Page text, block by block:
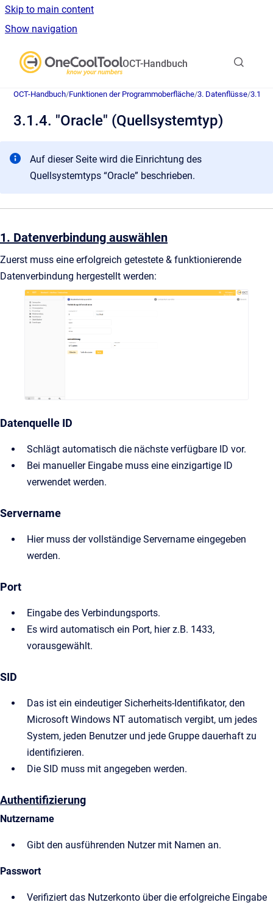
Skip to main content
Show navigation
OCT-Handbuch
OCT-Handbuch/Funktionen der Programmoberfläche/3. Datenflüsse/3.1.
3.1.4. "Oracle" (Quellsystemtyp)
Auf dieser Seite wird die Einrichtung des
Quellsystemtyps “Oracle” beschrieben.
1. Datenverbindung auswählen
Zuerst muss eine erfolgreich getestete & funktionierende
Datenverbindung hergestellt werden:
Datenquelle ID
Schlägt automatisch die nächste verfügbare ID vor.
Bei manueller Eingabe muss eine einzigartige ID
verwendet werden.
Servername
Hier muss der vollständige Servername eingegeben
werden.
Port
Eingabe des Verbindungsports.
Es wird automatisch ein Port, hier z.B. 1433,
vorausgewählt.
SID
Das ist ein eindeutiger Sicherheits-Identifikator, den
Microsoft Windows NT automatisch vergibt, um jedes
System, jeden Benutzer und jede Gruppe dauerhaft zu
identifizieren.
Die SID muss mit angegeben werden.
Authentifizierung
Nutzername
Gibt den ausführenden Nutzer mit Namen an.
Passwort
Verifiziert das Nutzerkonto über die erfolgreiche Eingabe